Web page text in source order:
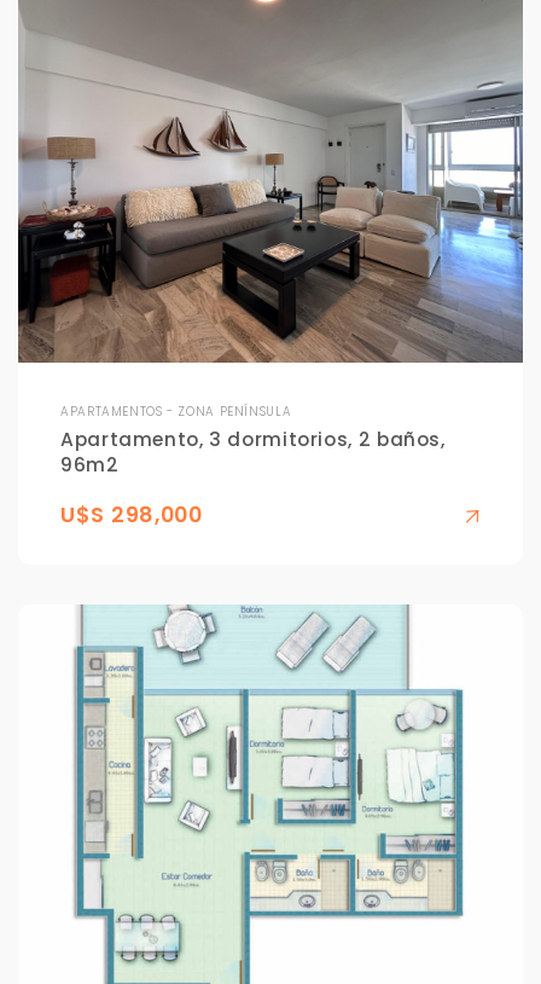
APARTAMENTOS - ZONA PENÍNSULA
Apartamento, 3 dormitorios, 2 baños,
96m2
U$S 298,000